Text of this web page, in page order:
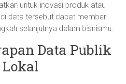
untuk inovasi produk atau
data tersebut dapat memberi
selanjutnya dalam bisnismu.
Data Publik